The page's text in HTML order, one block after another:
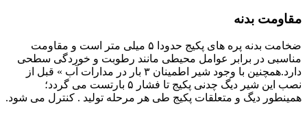
مقاومت بدنه
ضخامت بدنه پره های پکیج حدودا ۵ میلی متر است و مقاومت
مناسبی در برابر عوامل محیطی مانند رطوبت و خوردگی سطحی
دارد.همچنین با وجود شیر اطمینان ۳ بار در مدارات آب » قبل از
نصب این شیر دیگ چدنی پکیج تا فشار ۵ بارتست می گردد؛
همینطور دیگ و متعلقات پکیج طی هر مرحله تولید . کنترل می شود.